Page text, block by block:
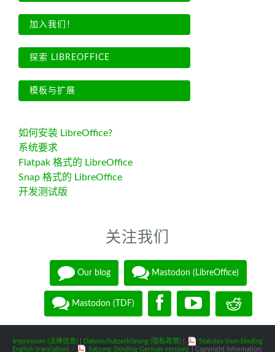
加入我们！
探索 LIBREOFFICE
模板与扩展
如何安装 LibreOffice?
系统要求
Flatpak 格式的 LibreOffice
Snap 格式的 LibreOffice
开发测试版
关注我们
Our blog Mastodon (LibreOffice)
Mastodon (TDF)
Impressum (法律信息)| Datenschutzerklärung (隐私政策)|
Statutes (non-binding
English translation) - Satzung (binding German version) | Copyright information: